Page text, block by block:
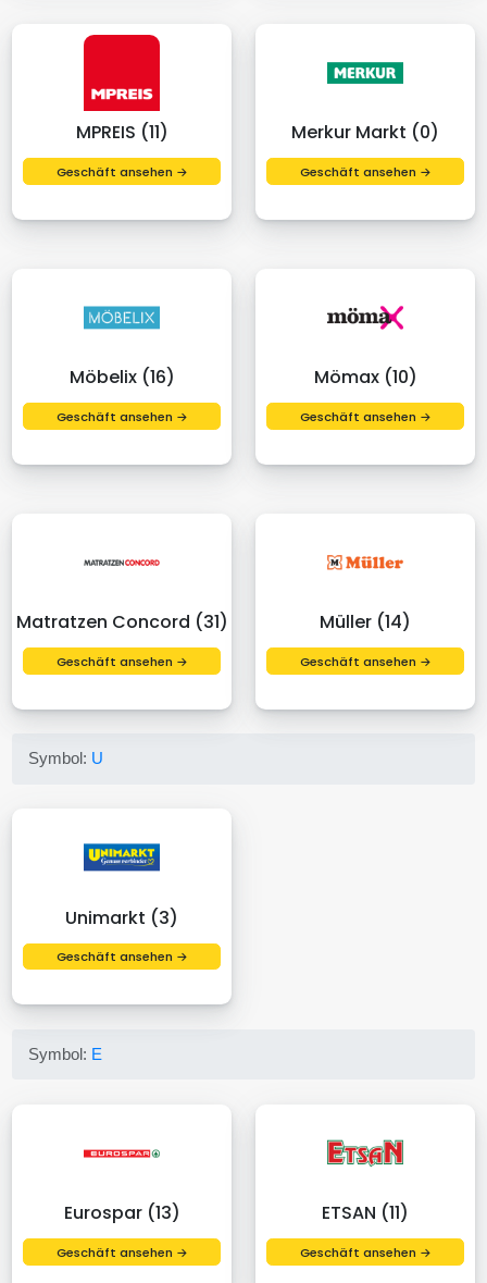
MPREIS (11)
Geschäft ansehen →
Merkur Markt (0)
Geschäft ansehen →
Möbelix (16)
Geschäft ansehen →
Mömax (10)
Geschäft ansehen →
Matratzen Concord (31)
Geschäft ansehen →
Müller (14)
Geschäft ansehen →
Symbol: U
Unimarkt (3)
Geschäft ansehen →
Symbol: E
Eurospar (13)
Geschäft ansehen →
ETSAN (11)
Geschäft ansehen →